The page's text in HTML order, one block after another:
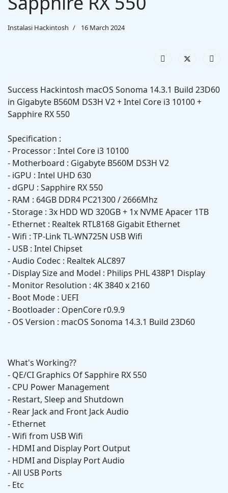
Instalasi Hackintosh 16 March 2024
Success Hackintosh macOS Sonoma 14.3.1 Build 23D60
in Gigabyte B560M DS3H V2 + Intel Core i3 10100 +
Sapphire RX 550
Specification :
- Processor : Intel Core i3 10100
- Motherboard : Gigabyte B560M DS3H V2
- iGPU : Intel UHD 630
- dGPU : Sapphire RX 550
- RAM : 64GB DDR4 PC21300 / 2666Mhz
- Storage : 3x HDD WD 320GB + 1x NVME Apacer 1TB
- Ethernet : Realtek RTL8168 Gigabit Ethernet
- Wifi : TP-Link TL-WN725N USB Wifi
- USB : Intel Chipset
- Audio Codec : Realtek ALC897
- Display Size and Model : Philips PHL 438P1 Display
- Monitor Resolution : 4K 3840 x 2160
- Boot Mode : UEFI
- Bootloader : OpenCore r0.9.9
- OS Version : macOS Sonoma 14.3.1 Build 23D60
What's Working??
- QE/CI Graphics Of Sapphire RX 550
- CPU Power Management
- Restart, Sleep and Shutdown
- Rear Jack and Front Jack Audio
- Ethernet
- Wifi from USB Wifi
- HDMI and Display Port Output
- HDMI and Display Port Audio
- All USB Ports
- Etc